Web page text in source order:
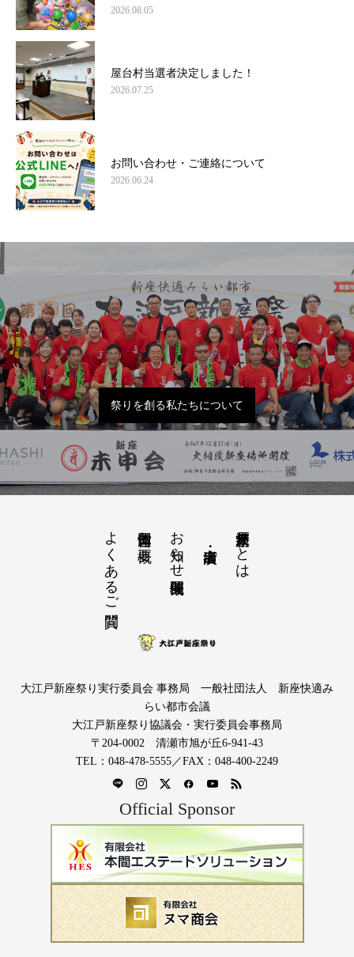
2026.08.05
屋台村当選者決定しました！
2026.07.25
お問い合わせ・ご連絡について
2026.06.24
祭りを創る私たちについて
大江戸新座祭りとは
お知らせ開催概要
運営団体と概要
よくあるご質問
大江戸新座祭り実行委員会 事務局 一般社団法人 新座快適み
らい都市会議
大江戸新座祭り協議会・実行委員会事務局
〒204-0002 清瀬市旭が丘6-941-43
TEL：048-478-5555／FAX：048-400-2249
Official Sponsor